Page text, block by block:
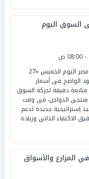
السوق اليوم
شهدت أسواق الدواجن فى مصر اليوم الخميس «27
الصعود الواضح فى أسعار
دقيقة لحركة السوق
منتجى الدواجن، فى وقت
إستراتيجية جديدة لدعم
الاكتفاء الذاتى وزيادة
المزارع والأسواق